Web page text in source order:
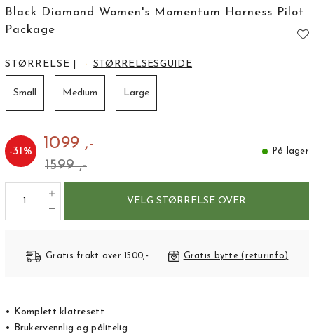
Black Diamond Women's Momentum Harness Pilot
Package
STØRRELSE STØRRELSESGUIDE
Small Medium Large
-31 % 1099 ,-
1599 ,-
På lager
VELG STØRRELSE OVER
Gratis frakt over 1500,- Gratis bytte (returinfo)
• Komplett klatresett
• Brukervennlig og pålitelig